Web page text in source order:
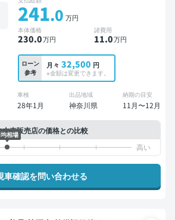
241.0 万円
本体価格
230.0万円
諸費用
11.0万円
ローン
参考
月々 32,500 円
※金額は変更できます。
車検
28年1月
出品地域
神奈川県
納期の目安
11月〜12月
古車販売店の価格との比較
相場
車確認を問い合わせる